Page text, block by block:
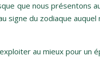
que nous présentons
du zodiaque
au mieux pour un